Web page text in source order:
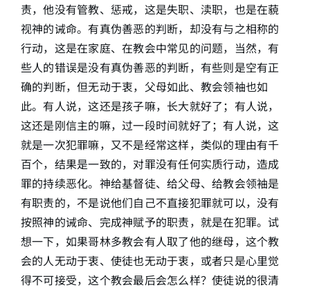
责，他没有管教、惩戒，这是失职、渎职，也是在藐
视神的诫命。有真伪善恶的判断，却没有与之相称的
行动，这是在家庭、在教会中常见的问题，当然，有
些人的错误是没有真伪善恶的判断，有些则是空有正
确的判断，但无动于衷，父母如此、教会领袖也如
此。有人说，这还是孩子嘛，长大就好了；有人说，
这还是刚信主的嘛，过一段时间就好了；有人说，这
就是一次犯罪嘛，又不是经常这样，类似的理由有千
百个，结果是一致的，对罪没有任何实质行动，造成
罪的持续恶化。神给基督徒、给父母、给教会领袖是
有职责的，不是说他们自己不直接犯罪就可以，没有
按照神的诫命、完成神赋予的职责，就是在犯罪。试
想一下，如果哥林多教会有人取了他的继母，这个教
会的人无动于衷、使徒也无动于衷，或者只是心里觉
得不可接受，这个教会最后会怎么样？使徒说的很清